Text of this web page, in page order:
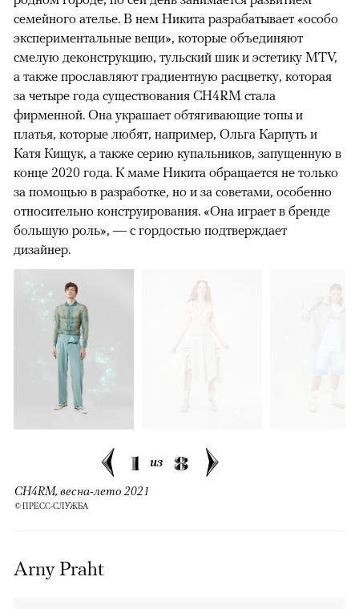
семейного ателье. В нем Никита разрабатывает «особо
экспериментальные вещи», которые объединяют
смелую деконструкцию, тульский шик и эстетику MTV,
а также прославляют градиентную расцветку, которая
за четыре года существования CH4RM стала
фирменной. Она украшает обтягивающие топы и
платья, которые любят, например, Ольга Карпуть и
Катя Кищук, а также серию купальников, запущенную в
конце 2020 года. К маме Никита обращается не только
за помощью в разработке, но и за советами, особенно
относительно конструирования. «Она играет в бренде
большую роль», — с гордостью подтверждает
дизайнер.
1 из 8
CH4RM, весна-лето 2021
© ПРЕСС-СЛУЖБА
Arny Praht